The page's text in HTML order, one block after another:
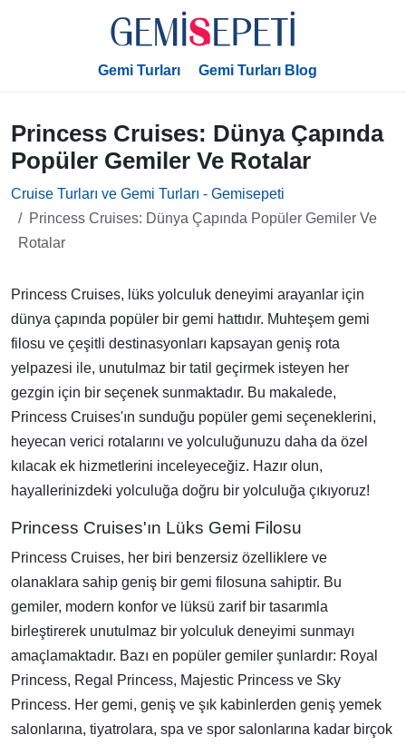
Gemi Turları Gemi Turları Blog
Princess Cruises: Dünya Çapında
Popüler Gemiler Ve Rotalar
Cruise Turları ve Gemi Turları - Gemisepeti
Princess Cruises: Dünya Çapında Popüler Gemiler Ve
Rotalar
Princess Cruises, lüks yolculuk deneyimi arayanlar için
dünya çapında popüler bir gemi hattıdır. Muhteşem gemi
filosu ve çeşitli destinasyonları kapsayan geniş rota
yelpazesi ile, unutulmaz bir tatil geçirmek isteyen her
gezgin için bir seçenek sunmaktadır. Bu makalede,
Princess Cruises'ın sunduğu popüler gemi seçeneklerini,
heyecan verici rotalarını ve yolculuğunuzu daha da özel
kılacak ek hizmetlerini inceleyeceğiz. Hazır olun,
hayallerinizdeki yolculuğa doğru bir yolculuğa çıkıyoruz!
Princess Cruises'ın Lüks Gemi Filosu
Princess Cruises, her biri benzersiz özelliklere ve
olanaklara sahip geniş bir gemi filosuna sahiptir. Bu
gemiler, modern konfor ve lüksü zarif bir tasarımla
birleştirerek unutulmaz bir yolculuk deneyimi sunmayı
amaçlamaktadır. Bazı en popüler gemiler şunlardır: Royal
Princess, Regal Princess, Majestic Princess ve Sky
Princess. Her gemi, geniş ve şık kabinlerden geniş yemek
salonlarına, tiyatrolara, spa ve spor salonlarına kadar birçok